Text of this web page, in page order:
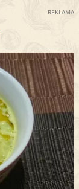
REKLAMA